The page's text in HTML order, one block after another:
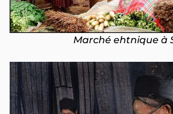
Marché ehtnique à